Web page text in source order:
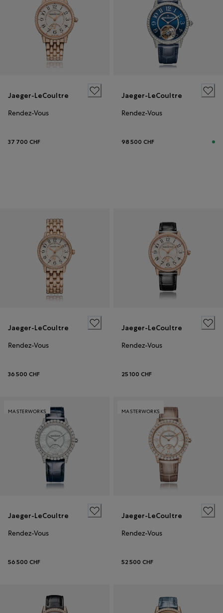
Jaeger-LeCoultre
Rendez-Vous
37 700 CHF
Jaeger-LeCoultre
Rendez-Vous
98 500 CHF
Jaeger-LeCoultre
Rendez-Vous
36 500 CHF
Jaeger-LeCoultre
Rendez-Vous
25 100 CHF
MASTERWORKS
Jaeger-LeCoultre
Rendez-Vous
56 500 CHF
MASTERWORKS
Jaeger-LeCoultre
Rendez-Vous
52 500 CHF